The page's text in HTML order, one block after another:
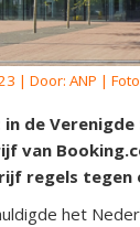
| Door: ANP |
in de
van
regels tegen
het